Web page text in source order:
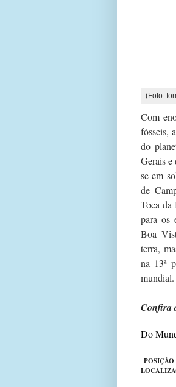
(Foto:
Com
fósseis,
do
Gerais
se em
de
Toca da
para os
Boa
terra,
na 13ª
mundial.
Confira
Do